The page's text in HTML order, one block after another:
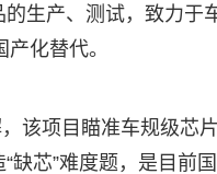
的生产、测试，致力于
化替代。
该项目瞄准车规级芯
缺芯”难度题，是目前